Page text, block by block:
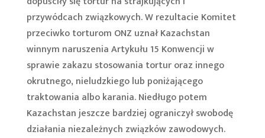
przywódcach związkowych. W rezultacie Komitet
przeciwko torturom ONZ uznał Kazachstan
winnym naruszenia Artykułu 15 Konwencji w
sprawie zakazu stosowania tortur oraz innego
okrutnego, nieludzkiego lub poniżającego
traktowania albo karania. Niedługo potem
Kazachstan jeszcze bardziej ograniczył swobodę
działania niezależnych związków zawodowych.